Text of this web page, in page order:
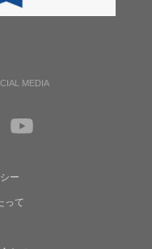
MEDIA
ー
って